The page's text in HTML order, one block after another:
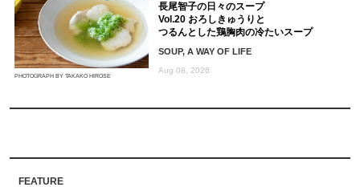
PHOTOGRAPH BY TAKAKO HIROSE
長尾智子の日々のスープ
Vol.20 おろしきゅうりと
つるんとした鶏胸肉の冷たいスープ
SOUP, A WAY OF LIFE
Aug 08, 2026
FEATURE